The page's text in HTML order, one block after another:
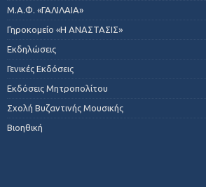
Μ.Α.Φ. «ΓΑΛΙΛΑΙΑ»
Γηροκομείο «Η ΑΝΑΣΤΑΣΙΣ»
Εκδηλώσεις
Γενικές Εκδόσεις
Εκδόσεις Μητροπολίτου
Σχολή Βυζαντινής Μουσικής
Βιοηθική